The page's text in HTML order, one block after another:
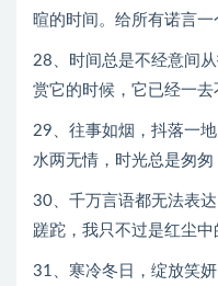
暄的时间。给所有诺言一
28、时间总是不经意间
赏它的时候，它已经一去
29、往事如烟，抖落一
水两无情，时光总是匆匆
30、千万言语都无法表
蹉跎，我只不过是红尘中
31、寒冷冬日，绽放笑